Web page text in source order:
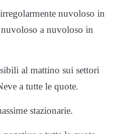
nuvoloso in
a nuvoloso in
al mattino sui settori
a tutte le quote.
stazionarie.